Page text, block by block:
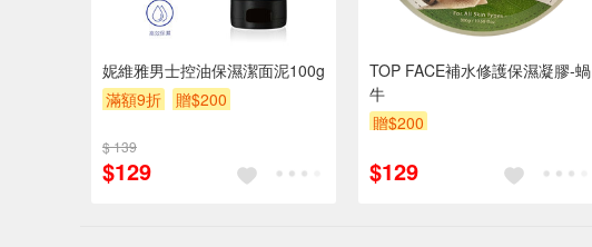
妮維雅男士控油保濕潔面泥100g
滿額9折
贈$200
$ 139
$129
TOP FACE補水修護保濕凝膠-蝸
牛
贈$200
$129